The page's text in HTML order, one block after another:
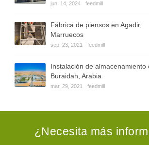
jun. 14, 2024 feedmill
Fábrica de piensos en Agadir,
Marruecos
sep. 23, 2021 feedmill
Instalación de almacenamiento
Buraidah, Arabia
mar. 29, 2021 feedmill
¿Necesita más